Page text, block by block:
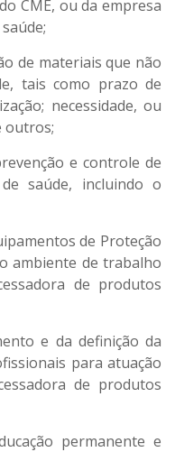
CME, ou da empresa
de materiais que não
tais como prazo de
necessidade, ou
outros;
e controle de
saúde, incluindo o
de Proteção
ambiente de trabalho
de produtos
e da definição da
para atuação
de produtos
permanente e